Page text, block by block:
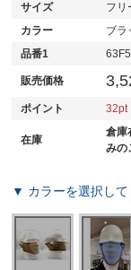
サイズ
フリ
カラー
ブラ
品番1
販売価格
ポイント 32
在庫
倉庫
みの
▼ カラーを選択して